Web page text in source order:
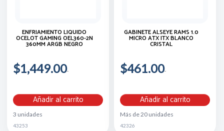
ENFRIAMIENTO LIQUIDO
OCELOT GAMING OEL360-2N
360MM ARGB NEGRO
$1,449.00
Añadir al carrito
3 unidades
43253
GABINETE ALSEYE RAMS 1.0
MICRO ATX ITX BLANCO
CRISTAL
$461.00
Añadir al carrito
Más de 20 unidades
42326